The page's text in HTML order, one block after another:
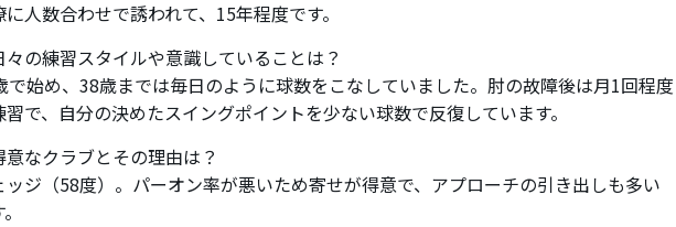
に人数合わせで誘われて、15年程度です。
の練習スタイルや意識していることは？
で始め、38歳までは毎日のように球数をこなしていました。肘の故障後は月1回程度
習で、自分の決めたスイングポイントを少ない球数で反復しています。
なクラブとその理由は？
ッジ（58度）。パーオン率が悪いため寄せが得意で、アプローチの引き出しも多い